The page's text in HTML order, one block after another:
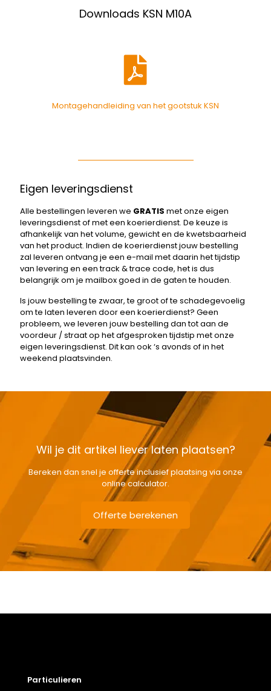
Downloads KSN M10A
Montagehandleiding van het gootstuk KSN
Eigen leveringsdienst
Alle bestellingen leveren we GRATIS met onze eigen
leveringsdienst of met een koerierdienst. De keuze is
afhankelijk van het volume, gewicht en de kwetsbaarheid
van het product. Indien de koerierdienst jouw bestelling
zal leveren ontvang je een e-mail met daarin het tijdstip
van levering en een track & trace code, het is dus
belangrijk om je mailbox goed in de gaten te houden.
Is jouw bestelling te zwaar, te groot of te schadegevoelig
om te laten leveren door een koerierdienst? Geen
probleem, we leveren jouw bestelling dan tot aan de
voordeur / straat op het afgesproken tijdstip met onze
eigen leveringsdienst. Dit kan ook ‘s avonds of in het
weekend plaatsvinden.
Wil je dit artikel liever laten plaatsen?
Bereken dan snel je offerte inclusief plaatsing via onze
online calculator.
Offerte berekenen
Particulieren